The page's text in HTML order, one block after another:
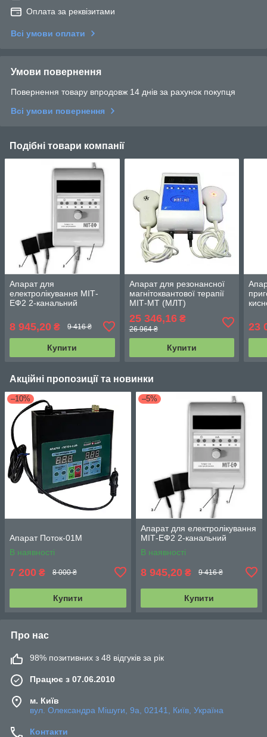
Оплата за реквізитами
Всі умови оплати
Умови повернення
Повернення товару впродовж 14 днів за рахунок покупця
Всі умови повернення
Подібні товари компанії
Апарат для
електролікування МІТ-
ЕФ2 2-канальний
8 945,20 ₴ 9 416 ₴
Купити
Апарат для резонансної
магнітоквантової терапії
МІТ-МТ (МЛТ)
25 346,16₴
26 964 ₴
Купити
23
Акційні пропозиції та новинки
–10%
Апарат Поток-01М
В наявності
7 200 ₴ 8 000 ₴
Купити
–5%
Апарат для електролікування
МІТ-ЕФ2 2-канальний
В наявності
8 945,20 ₴ 9 416 ₴
Купити
Про нас
98% позитивних з 48 відгуків за рік
Працює з 07.06.2010
м. Київ
вул. Олександра Мішуги, 9а, 02141, Київ, Україна
Контакти